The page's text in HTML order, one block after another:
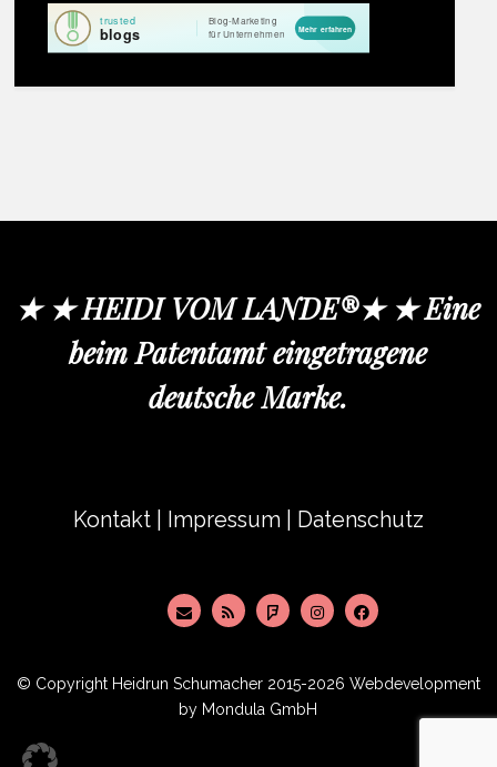
★ ★ HEIDI VOM LANDE®★ ★ Eine
beim Patentamt eingetragene
deutsche Marke.
Kontakt Impressum Datenschutz
© Copyright Heidrun Schumacher 2015-2026 Webdevelopment
by Mondula GmbH